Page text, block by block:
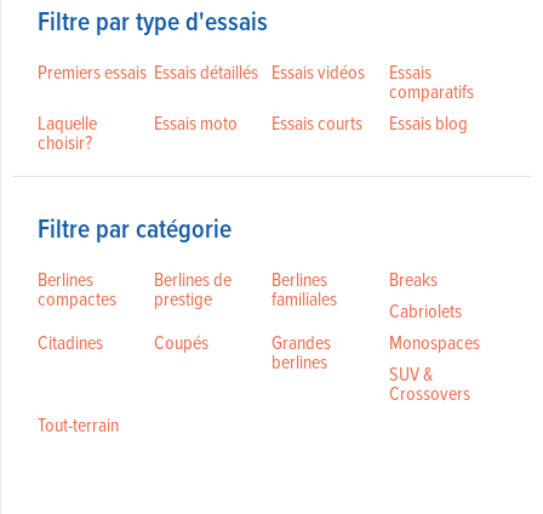
Filtre par type d'essais
Premiers essais Essais détaillés Essais vidéos Essais
comparatifs
Laquelle
choisir?
Essais moto Essais courts Essais blog
Filtre par catégorie
Berlines
compactes
Berlines de
prestige
Berlines
familiales
Breaks
Cabriolets
Citadines
Coupés Grandes
berlines
Monospaces
SUV &
Crossovers
Tout-terrain